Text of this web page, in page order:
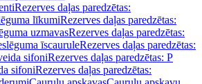
Rezerves daļas paredzētas:
līkumiRezerves daļas paredzētas:
uzmavasRezerves daļas paredzētas:
īscauruleRezerves daļas paredzētas:
sifoniRezerves daļas paredzētas: P
sifoniRezerves daļas paredzētas: